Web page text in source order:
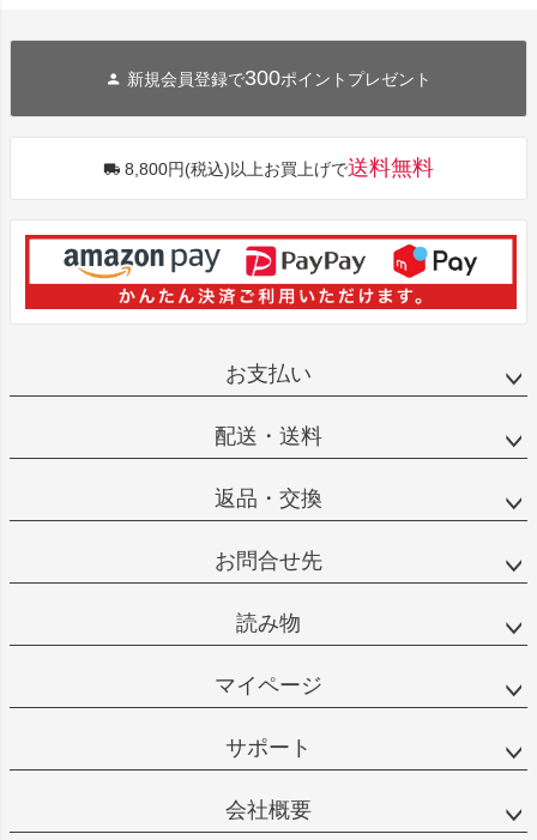
新規会員登録で300ポイントプレゼント
8,800円(税込)以上お買上げで送料無料
お支払い
配送・送料
返品・交換
お問合せ先
読み物
マイページ
サポート
会社概要